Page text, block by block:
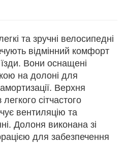
та зручні велосипедні
відмінний комфорт
Вони оснащені
на долоні для
Верхня
сітчастого
вентиляцію та
Долоня виконана зі
для забезпечення